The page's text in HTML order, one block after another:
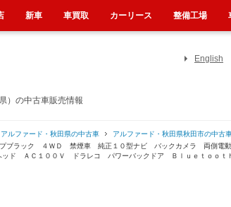
の中古車販売情報
English
アルファード・秋田県の中古車
アルファード・秋田県秋田市の中古
ブラック ４ＷＤ 禁煙車 純正１０型ナビ バックカメラ 両側電
ド ＡＣ１００Ｖ ドラレコ パワーバックドア Ｂｌｕｅｔｏｏｔ
新車 車買取 カーリース 整備工場